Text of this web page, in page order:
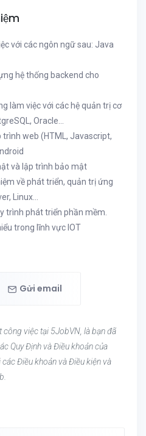
với các ngôn ngữ sau: Java
hệ thống backend cho
làm việc với các hệ quản trị cơ
Oracle...
trình web (HTML, Javascript,
và lập trình bảo mật
về phát triển, quản trị ứng
Linux…
trình phát triển phần mềm.
trong lĩnh vực IOT
Gửi email
công việc tại 5JobVN, là bạn đã
Quy Định và Điều khoản của
Điều khoản và Điều kiện và